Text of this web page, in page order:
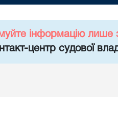
інформацію лише
центр судової